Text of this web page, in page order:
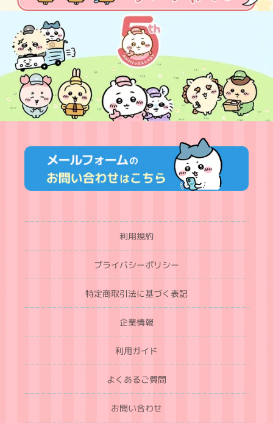
利用規約
プライバシーポリシー
特定商取引法に基づく表記
企業情報
利用ガイド
よくあるご質問
お問い合わせ